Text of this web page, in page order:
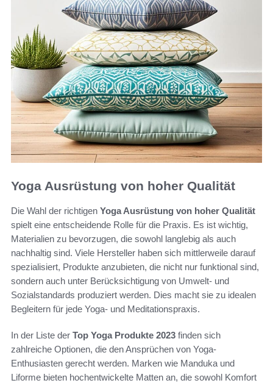
Yoga Ausrüstung von hoher Qualität
Die Wahl der richtigen Yoga Ausrüstung von hoher Qualität
spielt eine entscheidende Rolle für die Praxis. Es ist wichtig,
Materialien zu bevorzugen, die sowohl langlebig als auch
nachhaltig sind. Viele Hersteller haben sich mittlerweile darauf
spezialisiert, Produkte anzubieten, die nicht nur funktional sind,
sondern auch unter Berücksichtigung von Umwelt- und
Sozialstandards produziert werden. Dies macht sie zu idealen
Begleitern für jede Yoga- und Meditationspraxis.
In der Liste der Top Yoga Produkte 2023 finden sich
zahlreiche Optionen, die den Ansprüchen von Yoga-
Enthusiasten gerecht werden. Marken wie Manduka und
Liforme bieten hochentwickelte Matten an, die sowohl Komfort